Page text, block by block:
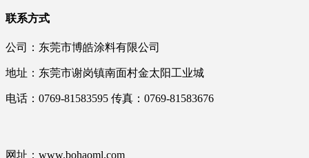
联系方式
公司：东莞市博皓涂料有限公司
地址：东莞市谢岗镇南面村金太阳工业城
电话：0769-81583595 传真：0769-81583676
网址：www.bohaoml.com